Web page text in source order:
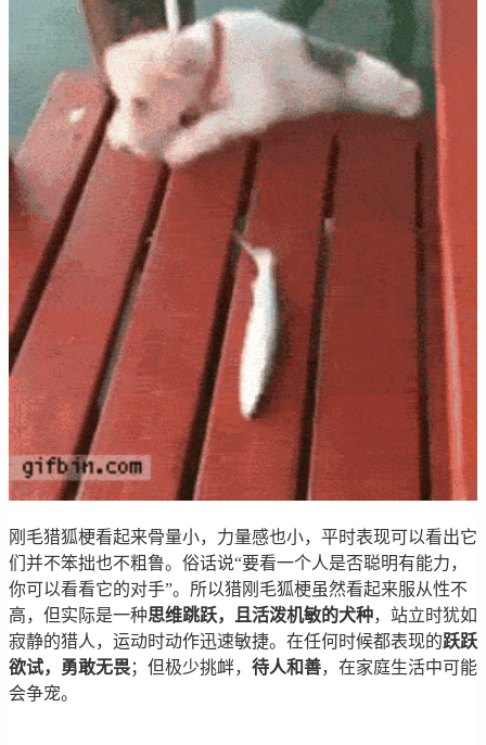
刚毛猎狐梗看起来骨量小，力量感也小，平时表现可以看出它
们并不笨拙也不粗鲁。俗话说“要看一个人是否聪明有能力，
你可以看看它的对手”。所以猎刚毛狐梗虽然看起来服从性不
高，但实际是一种思维跳跃，且活泼机敏的犬种，站立时犹如
寂静的猎人，运动时动作迅速敏捷。在任何时候都表现的跃跃
欲试，勇敢无畏；但极少挑衅， 待人和善，在家庭生活中可能
会争宠。